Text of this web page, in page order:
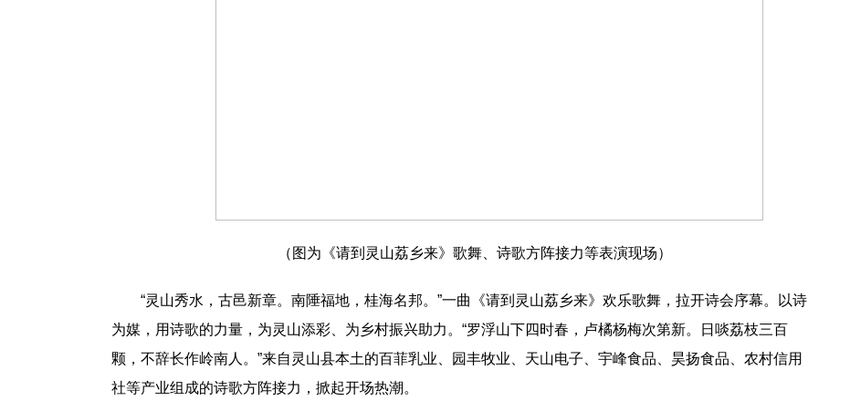
（图为《请到灵山荔乡来》歌舞、诗歌方阵接力等表演现场）
“灵山秀水，古邑新章。南陲福地，桂海名邦。”一曲《请到灵山荔乡来》欢乐歌舞，拉开诗会序幕。以诗
为媒，用诗歌的力量，为灵山添彩、为乡村振兴助力。“罗浮山下四时春，卢橘杨梅次第新。日啖荔枝三百
颗，不辞长作岭南人。”来自灵山县本土的百菲乳业、园丰牧业、天山电子、宇峰食品、昊扬食品、农村信用
社等产业组成的诗歌方阵接力，掀起开场热潮。